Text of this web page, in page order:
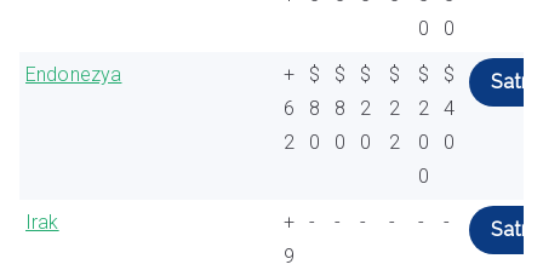
0
0
Endonezya
+
6
2
$
8
0
$
8
0
$
2
0
$
2
2
$
2
0
0
$
4
0
Satın
Irak
+
9
- - - - - - Satın